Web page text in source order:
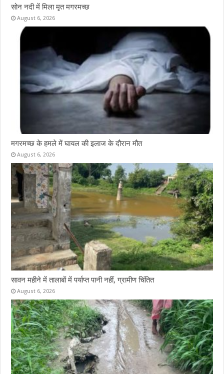
सोन नदी में मिला मृत मगरमच्छ
August 6, 2026
मगरमच्छ के हमले में घायल की इलाज के दौरान मौत
August 6, 2026
सावन महीने में तालाबों में पर्याप्त पानी नहीं, ग्रामीण चिंतित
August 6, 2026